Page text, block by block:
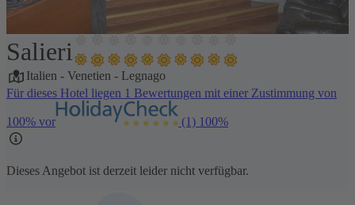
Salieri
Italien - Venetien - Legnago
Für dieses Hotel liegen 1 Bewertungen mit einer Zustimmung von
100% vor (1) 100%
Dieses Angebot ist derzeit leider nicht verfügbar.